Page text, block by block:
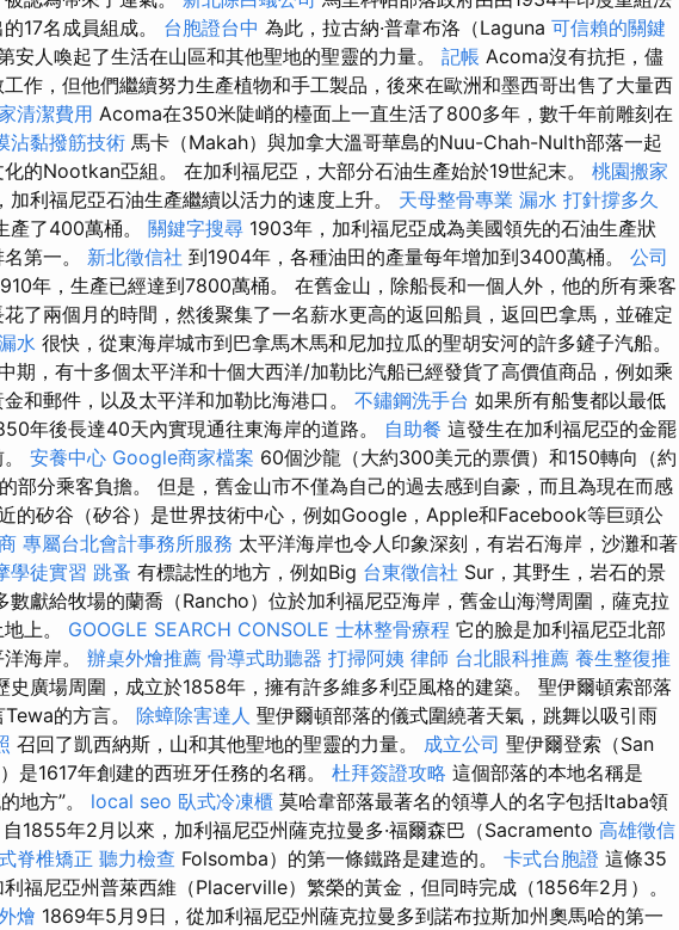
17名成員組成。 台胞證台中 為此，拉古納·普韋布洛（Laguna 可信賴的關鍵
安人喚起了生活在山區和其他聖地的聖靈的力量。 記帳 Acoma沒有抗拒，儘
作，但他們繼續努力生產植物和手工製品，後來在歐洲和墨西哥出售了大量西
清潔費用 Acoma在350米陡峭的檯面上一直生活了800多年，數千年前雕刻在
沾黏撥筋技術 馬卡（Makah）與加拿大溫哥華島的Nuu-Chah-Nulth部落一起
的Nootkan亞組。 在加利福尼亞，大部分石油生產始於19世紀末。 桃園搬家
加利福尼亞石油生產繼續以活力的速度上升。 天母整骨專業 漏水 打針撐多久
產了400萬桶。 關鍵字搜尋 1903年，加利福尼亞成為美國領先的石油生產狀
第一。 新北徵信社 到1904年，各種油田的產量每年增加到3400萬桶。 公司
年，生產已經達到7800萬桶。 在舊金山，除船長和一個人外，他的所有乘客
了兩個月的時間，然後聚集了一名薪水更高的返回船員，返回巴拿馬，並確定
水 很快，從東海岸城市到巴拿馬木馬和尼加拉瓜的聖胡安河的許多鏟子汽船。
期，有十多個太平洋和十個大西洋/加勒比汽船已經發貨了高價值商品，例如乘
和郵件，以及太平洋和加勒比海港口。 不鏽鋼洗手台 如果所有船隻都以最低
年後長達40天內實現通往東海岸的道路。 自助餐 這發生在加利福尼亞的金罷
安養中心 Google商家檔案 60個沙龍（大約300美元的票價）和150轉向（約
部分乘客負擔。 但是，舊金山市不僅為自己的過去感到自豪，而且為現在而感
的矽谷（矽谷）是世界技術中心，例如Google，Apple和Facebook等巨頭公
專屬台北會計事務所服務 太平洋海岸也令人印象深刻，有岩石海岸，沙灘和著
學徒實習 跳蚤 有標誌性的地方，例如Big 台東徵信社 Sur，其野生，岩石的景
數獻給牧場的蘭喬（Rancho）位於加利福尼亞海岸，舊金山海灣周圍，薩克拉
上。 GOOGLE SEARCH CONSOLE 士林整骨療程 它的臉是加利福尼亞北部
海岸。 辦桌外燴推薦 骨導式助聽器 打掃阿姨 律師 台北眼科推薦 養生整復推
史廣場周圍，成立於1858年，擁有許多維多利亞風格的建築。 聖伊爾頓索部落
的方言。 除蟑除害達人 聖伊爾頓部落的儀式圍繞著天氣，跳舞以吸引雨
召回了凱西納斯，山和其他聖地的聖靈的力量。 成立公司 聖伊爾登索（San
是1617年創建的西班牙任務的名稱。 杜拜簽證攻略 這個部落的本地名稱是
地方”。 local seo 臥式冷凍櫃 莫哈韋部落最著名的領導人的名字包括Itaba領
1855年2月以來，加利福尼亞州薩克拉曼多·福爾森巴（Sacramento 高雄徵信
脊椎矯正 聽力檢查 Folsomba）的第一條鐵路是建造的。 卡式台胞證 這條35
福尼亞州普萊西維（Placerville）繁榮的黃金，但同時完成（1856年2月）。
燴 1869年5月9日，從加利福尼亞州薩克拉曼多到諾布拉斯加州奧馬哈的第一